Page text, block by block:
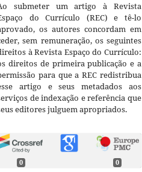
submeter um artigo à Revista
do Currículo (REC) e tê-lo
os autores concordam em
sem remuneração, os seguintes
à Revista Espaço do Currículo:
direitos de primeira publicação e a
para que a REC redistribua
artigo e seus metadados aos
de indexação e referência que
editores julguem apropriados.
0 0